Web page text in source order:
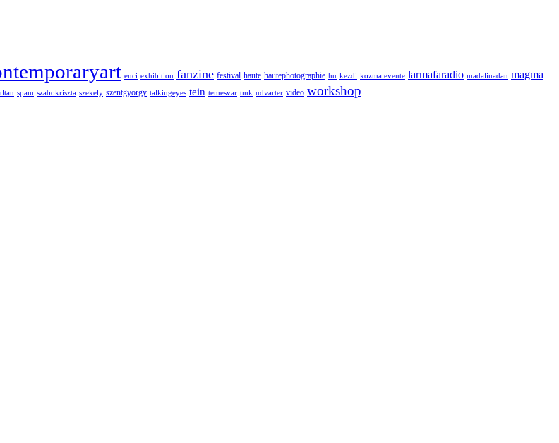
enci exhibition fanzine festival haute hautephotographie hu kezdi kozmalevente larmafaradio madalinadan magma
spam szabokriszta szekely szentgyorgy talkingeyes tein temesvar tmk udvarter video workshop